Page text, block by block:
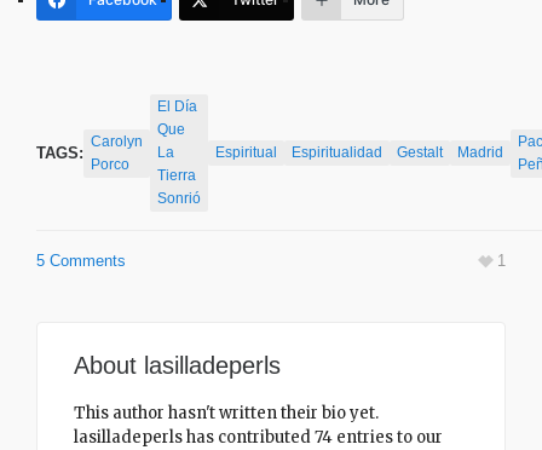
TAGS:
Carolyn
Porco
El Día
Que
La
Tierra
Sonrió
Espiritual Espiritualidad Gestalt Madrid
5 Comments 1
About lasilladeperls
This author hasn't written their bio yet.
lasilladeperlshas contributed 74 entries to our